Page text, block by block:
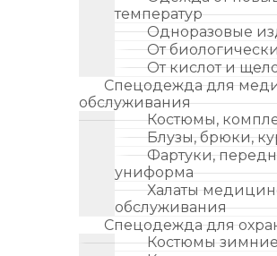
температур
Одноразовые
От
От кислот и
Спецодежда для
обслуживания
Костюмы,
Блузы, брюки,
Фартуки,
униформа
Халаты
обслуживания
Спецодежда для
Костюмы